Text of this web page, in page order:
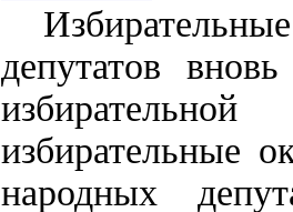
депутатов
избирательные
народных